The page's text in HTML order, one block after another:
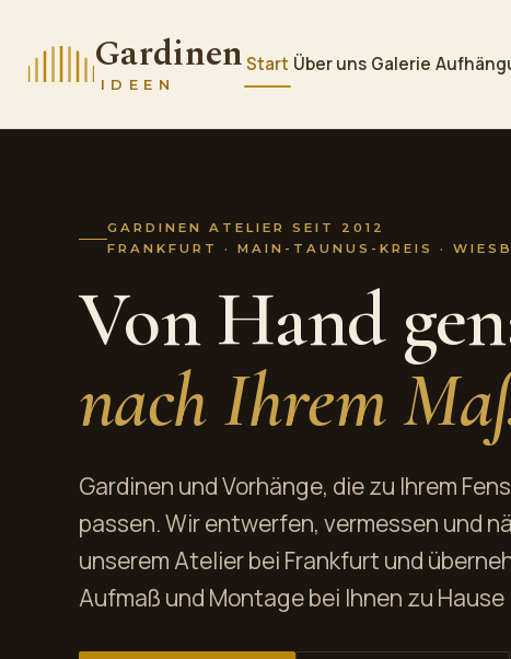
Gardinen
IDEEN
Start Über uns Galerie
GARDINEN ATELIER SEIT 2012
FRANKFURT · MAIN-TAUNUS-KREIS ·
Von Hand
nach Ihrem
Gardinen und Vorhänge, die zu Ihrem
passen. Wir entwerfen, vermessen und
unserem Atelier bei Frankfurt und
Aufmaß und Montage bei Ihnen zu